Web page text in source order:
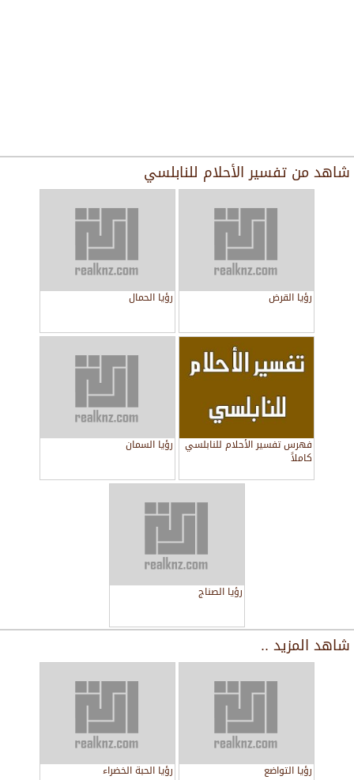
شاهد من تفسير الأحلام للنابلسي
رؤيا القرض رؤيا الحمال
فهرس تفسير الأحلام للنابلسي
كاملاً
رؤيا السمان
رؤيا الصناج
شاهد المزيد ..
رؤيا التواضع رؤيا الحبة الخضراء